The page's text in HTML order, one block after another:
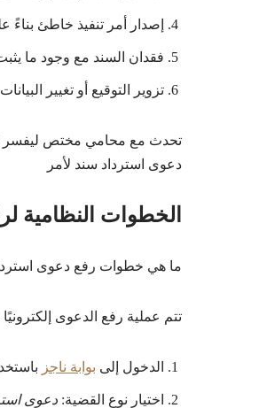
إصدار أمر تنفيذ خاطئ
فقدان السند مع وجود ما يثبت
تزوير التوقيع أو تغيير
تحدث مع محامي مختص ليفسر
دعوى استرداد سند لأمر
الخطوات النظامية
ما هي خطوات رفع دعوى
تتم عملية رفع الدعوى
الدخول إلى بوابة ناجز
اختيار نوع القضية: دعوى